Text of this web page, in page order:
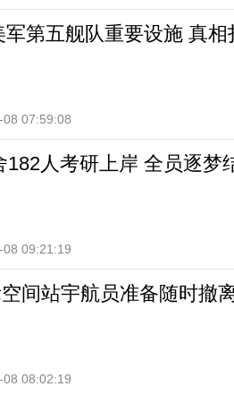
第五舰队重要设施 真相
08 07:59:08
182人考研上岸 全员逐梦
08 09:21:19
间站宇航员准备随时撤
08 08:02:19